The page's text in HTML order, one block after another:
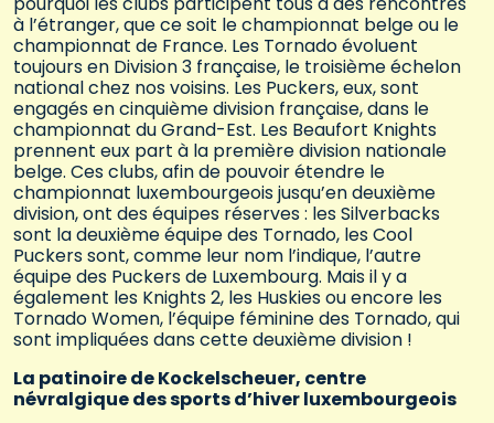
à l’étranger, que ce soit le championnat belge ou le
championnat de France. Les Tornado évoluent
toujours en Division 3 française, le troisième échelon
national chez nos voisins. Les Puckers, eux, sont
engagés en cinquième division française, dans le
championnat du Grand-Est. Les Beaufort Knights
prennent eux part à la première division nationale
belge. Ces clubs, afin de pouvoir étendre le
championnat luxembourgeois jusqu’en deuxième
division, ont des équipes réserves : les Silverbacks
sont la deuxième équipe des Tornado, les Cool
Puckers sont, comme leur nom l’indique, l’autre
équipe des Puckers de Luxembourg. Mais il y a
également les Knights 2, les Huskies ou encore les
Tornado Women, l’équipe féminine des Tornado, qui
sont impliquées dans cette deuxième division !
La patinoire de Kockelscheuer, centre
névralgique des sports d’hiver luxembourgeois